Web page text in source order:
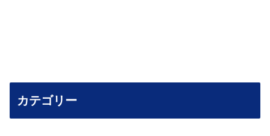
カテゴリー